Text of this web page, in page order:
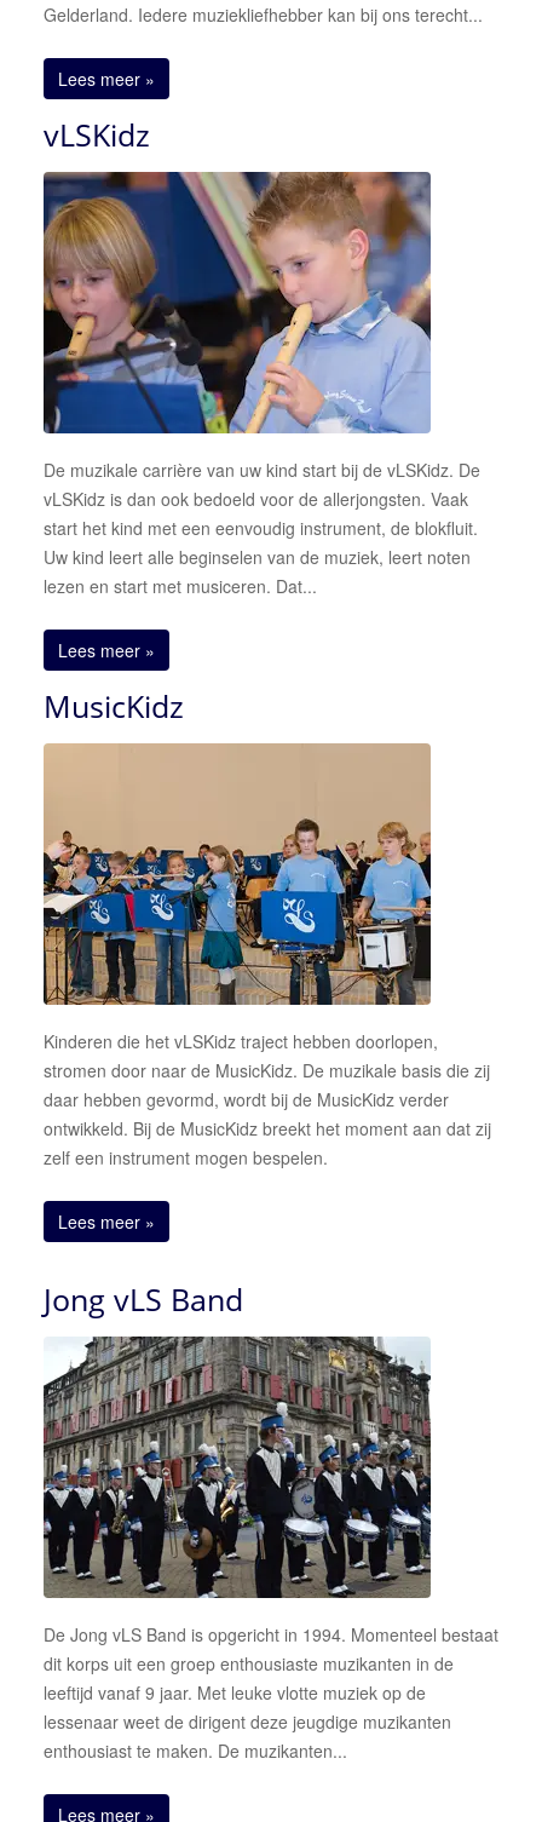
vLS Fanfare Orkest
Lid worden
Sponsoren
Contact
neem contact op
Donateur of sponsor worden
Een korps boeken
Gelderland. Iedere muziekliefhebber kan bij ons terecht...
Lees meer »
vLSKidz
De muzikale carrière van uw kind start bij de vLSKidz. De
vLSKidz is dan ook bedoeld voor de allerjongsten. Vaak
start het kind met een eenvoudig instrument, de blokfluit.
Uw kind leert alle beginselen van de muziek, leert noten
lezen en start met musiceren. Dat...
Lees meer »
MusicKidz
Kinderen die het vLSKidz traject hebben doorlopen,
stromen door naar de MusicKidz. De muzikale basis die zij
daar hebben gevormd, wordt bij de MusicKidz verder
ontwikkeld. Bij de MusicKidz breekt het moment aan dat zij
zelf een instrument mogen bespelen.
Lees meer »
Jong vLS Band
De Jong vLS Band is opgericht in 1994. Momenteel bestaat
dit korps uit een groep enthousiaste muzikanten in de
leeftijd vanaf 9 jaar. Met leuke vlotte muziek op de
lessenaar weet de dirigent deze jeugdige muzikanten
enthousiast te maken. De muzikanten...
Lees meer »